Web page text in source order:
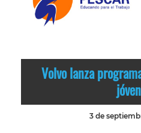
Volvo lanza
3 de